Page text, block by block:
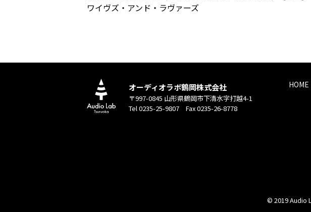
ワイヴズ・アンド・ラヴァーズ
オーディオラボ鶴岡株式会社
〒997-0845 山形県鶴岡市下清水字打越4-1
Tel 0235-25-9807 Fax 0235-26-8778
HOME
© 2019 Audio